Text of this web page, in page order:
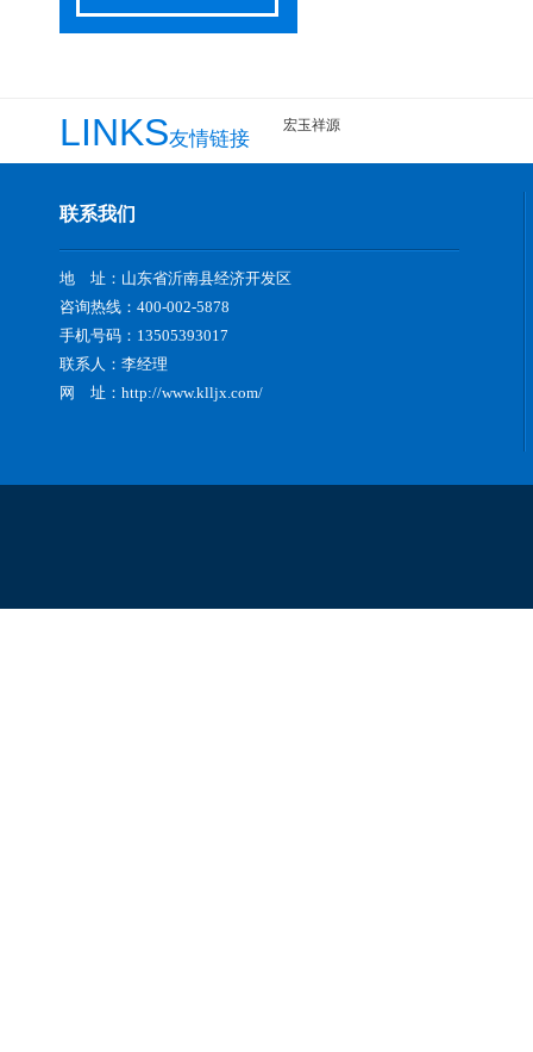
LINKS友情链接
宏玉祥源
联系我们
地 址：山东省沂南县经济开发区
咨询热线：400-002-5878
手机号码：13505393017
联系人：李经理
网 址： http://www.klljx.com/